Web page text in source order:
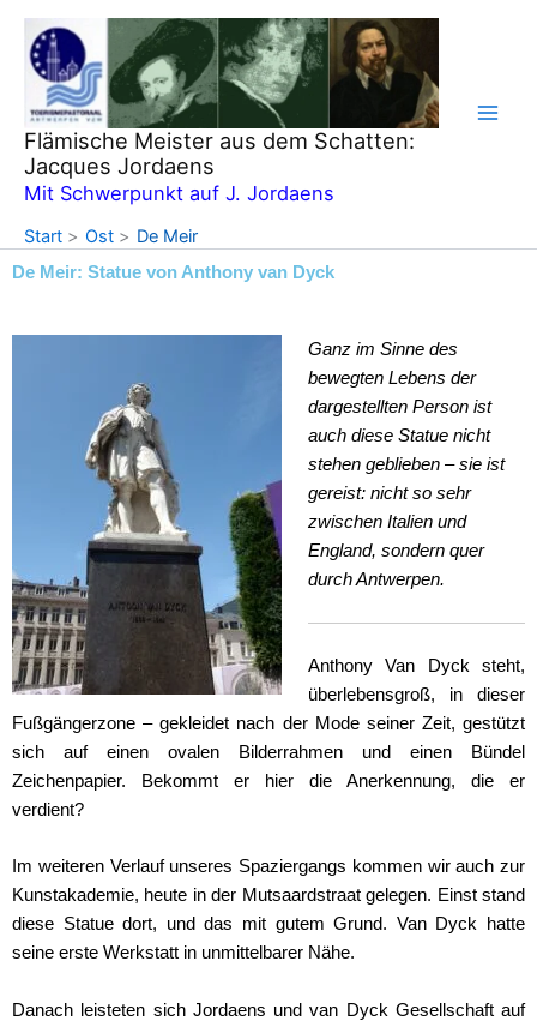
Zum
Inhalt
springen
Flämische Meister aus dem Schatten:
Jacques Jordaens
Mit Schwerpunkt auf J. Jordaens
Start Ost De Meir
De Meir: Statue von Anthony van Dyck
Ganz im Sinne des
bewegten Lebens der
dargestellten Person ist
auch diese Statue nicht
stehen geblieben – sie ist
gereist: nicht so sehr
zwischen Italien und
England, sondern quer
durch Antwerpen.
Anthony Van Dyck steht,
überlebensgroß, in dieser
Fußgängerzone – gekleidet nach der Mode seiner Zeit, gestützt
sich auf einen ovalen Bilderrahmen und einen Bündel
Zeichenpapier. Bekommt er hier die Anerkennung, die er
verdient?
Im weiteren Verlauf unseres Spaziergangs kommen wir auch zur
Kunstakademie, heute in der Mutsaardstraat gelegen. Einst stand
diese Statue dort, und das mit gutem Grund. Van Dyck hatte
seine erste Werkstatt in unmittelbarer Nähe.
Danach leisteten sich Jordaens und van Dyck Gesellschaft auf